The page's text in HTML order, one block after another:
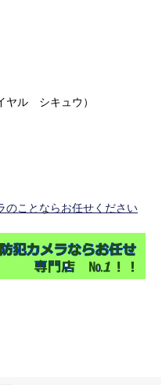
ヤル シキュウ）
ことならお任せください